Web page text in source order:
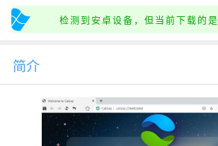
检测到安卓设备，但当前下载的
简介